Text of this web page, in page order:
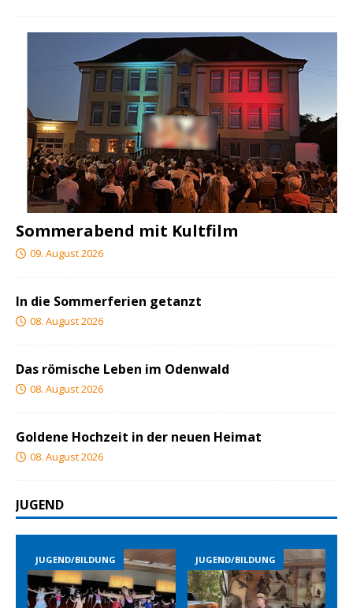
Sommerabend mit Kultfilm
09. August 2026
In die Sommerferien getanzt
08. August 2026
Das römische Leben im Odenwald
08. August 2026
Goldene Hochzeit in der neuen Heimat
08. August 2026
JUGEND
JUGEND/BILDUNG JUGEND/BILDUNG